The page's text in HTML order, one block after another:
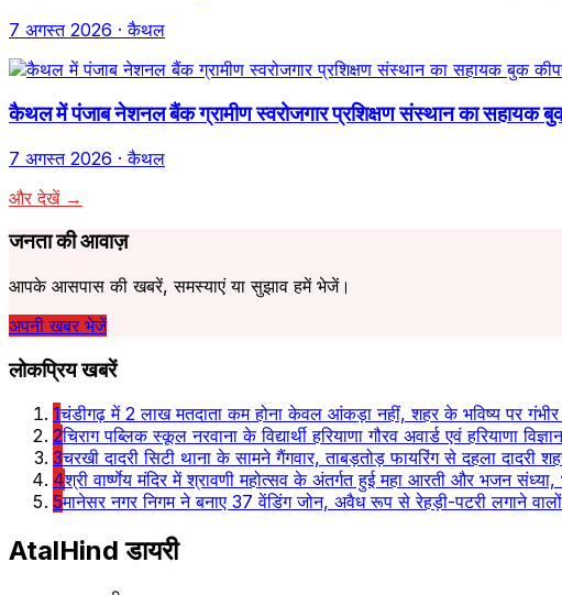
7 अगस्त 2026 · कैथल
कैथल में पंजाब नेशनल बैंक ग्रामीण स्वरोजगार प्रशिक्षण संस्थान का सहायक
7 अगस्त 2026 · कैथल
और देखें →
जनता की आवाज़
आपके आसपास की खबरें, समस्याएं या सुझाव हमें भेजें।
अपनी खबर भेजें
लोकप्रिय खबरें
1चंडीगढ़ में 2 लाख मतदाता कम होना केवल आंकड़ा नहीं, शहर के भविष्य पर गंभीर
2चिराग पब्लिक स्कूल नरवाना के विद्यार्थी हरियाणा गौरव अवार्ड एवं हरियाणा
3चरखी दादरी सिटी थाना के सामने गैंगवार, ताबड़तोड़ फायरिंग से दहला दादरी
4श्री वार्ष्णेय मंदिर में श्रावणी महोत्सव के अंतर्गत हुई महा आरती और भजन
5मानेसर नगर निगम ने बनाए 37 वेंडिंग जोन, अवैध रूप से रेहड़ी-पटरी लगाने वालों
AtalHind डायरी